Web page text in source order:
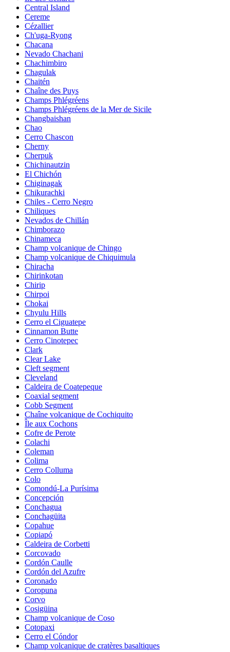
Central Island
Cereme
Cézallier
Ch'uga-Ryong
Chacana
Nevado Chachani
Chachimbiro
Chagulak
Chaitén
Chaîne des Puys
Champs Phlégréens
Champs Phlégréens de la Mer de Sicile
Changbaishan
Chao
Cerro Chascon
Cherny
Cherpuk
Chichinautzin
El Chichón
Chiginagak
Chikurachki
Chiles - Cerro Negro
Chiliques
Nevados de Chillán
Chimborazo
Chinameca
Champ volcanique de Chingo
Champ volcanique de Chiquimula
Chiracha
Chirinkotan
Chirip
Chirpoi
Chokai
Chyulu Hills
Cerro el Ciguatepe
Cinnamon Butte
Cerro Cinotepec
Clark
Clear Lake
Cleft segment
Cleveland
Caldeira de Coatepeque
Coaxial segment
Cobb Segment
Chaîne volcanique de Cochiquito
Île aux Cochons
Cofre de Perote
Colachi
Coleman
Colima
Cerro Colluma
Colo
Comondú-La Purísima
Concepción
Conchagua
Conchagüita
Copahue
Copiapó
Caldeira de Corbetti
Corcovado
Cordón Caulle
Cordón del Azufre
Coronado
Coropuna
Corvo
Cosigüina
Champ volcanique de Coso
Cotopaxi
Cerro el Cóndor
Champ volcanique de cratères basaltiques